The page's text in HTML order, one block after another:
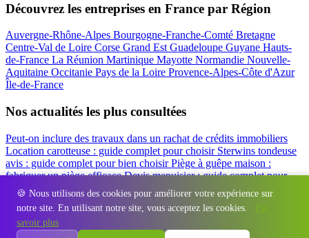
🍪 Nous utilisons des cookies pour améliorer votre expérience sur
notre site. En utilisant notre site, vous acceptez les cookies.
En
savoir plus
Découvrez les entreprises en France par Région
Auvergne-Rhône-Alpes Bourgogne-Franche-Comté Bretagne
Centre-Val de Loire Corse Grand EstGuadeloupe Guyane Hauts-
de-France La Réunion Martinique Mayotte Normandie Nouvelle-
Aquitaine Occitanie Pays de la Loire Provence-Alpes-Côte d'Azur
Île-de-France
Nos actualités les plus consultées
Peut-on inclure des travaux dans un rachat de crédits immobiliers
Location carotteuse : guide complet pour choisir Sterwins tondeuse
avis : guide complet pour bien choisirPiège à guêpe maison :
fabriquer un piège efficaceDevis menuisier : guide complet pour
obtenir le meilleur prix
Simulation rachat de crédit : regrouper prêt
travaux et crédits
Régions - Départements - Villes - Entreprises - Marques Contact
Espace presse